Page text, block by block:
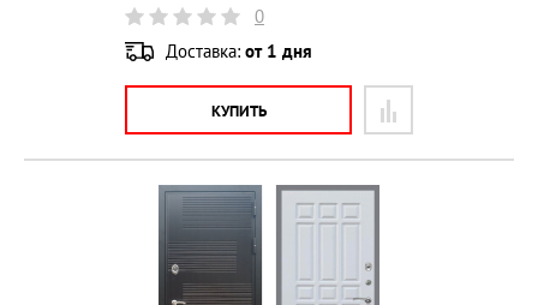
0
Доставка: от 1 дня
КУПИТЬ